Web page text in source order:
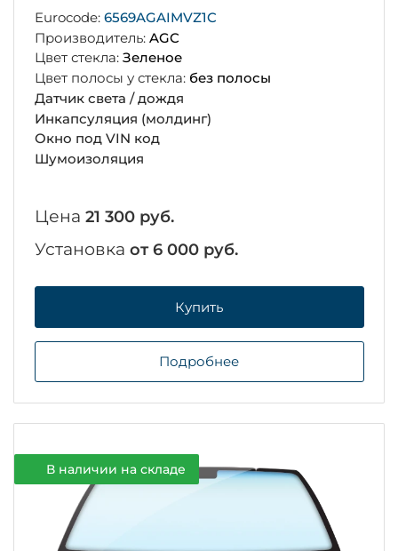
Eurocode: 6569AGAIMVZ1C
Производитель: AGC
Цвет стекла: Зеленое
Цвет полосы у стекла: без полосы
Датчик света / дождя
Инкапсуляция (молдинг)
Окно под VIN код
Шумоизоляция
Цена 21 300 руб.
Установка от 6 000 руб.
Купить
Подробнее
В наличии на складе